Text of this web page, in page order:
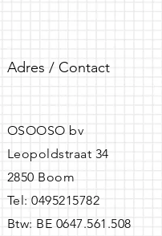
Adres / Contact
OSOOSO bv
Leopoldstraat 34
2850 Boom
Tel: 0495215782
Btw: BE 0647.561.508